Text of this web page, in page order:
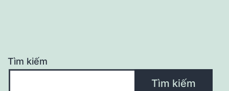
Tìm kiếm
Tìm kiếm